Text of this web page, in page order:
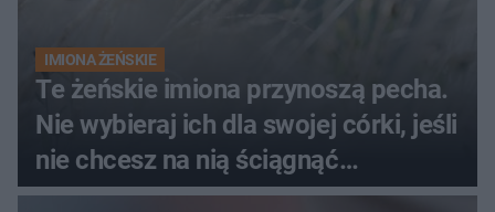
IMIONA ŻEŃSKIE
Te żeńskie imiona przynoszą pecha.
Nie wybieraj ich dla swojej córki, jeśli
nie chcesz na nią ściągnąć
nieszczęścia